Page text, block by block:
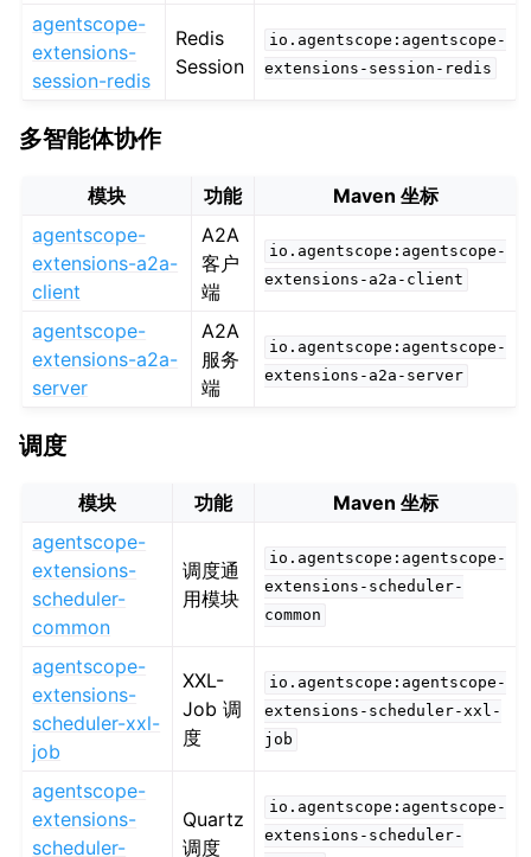
agentscope-
extensions-
session-redis
Redis
Session
io.agentscope:agentscope-
extensions-session-redis
多智能体协作
模块 功能
Maven 坐标
agentscope-
extensions-a2a-
client
A2A
客户
端
io.agentscope:agentscope-
extensions-a2a-client
agentscope-
extensions-a2a-
server
A2A
服务
端
io.agentscope:agentscope-
extensions-a2a-server
调度
模块 功能
Maven 坐标
agentscope-
extensions-
scheduler-
common
调度通
用模块
io.agentscope:agentscope-
extensions-scheduler-
common
agentscope-
extensions-
scheduler-xxl-
job
XXL-
Job 调
度
io.agentscope:agentscope-
extensions-scheduler-xxl-
job
agentscope-
extensions-
scheduler-
Quartz
调度
io.agentscope:agentscope-
extensions-scheduler-